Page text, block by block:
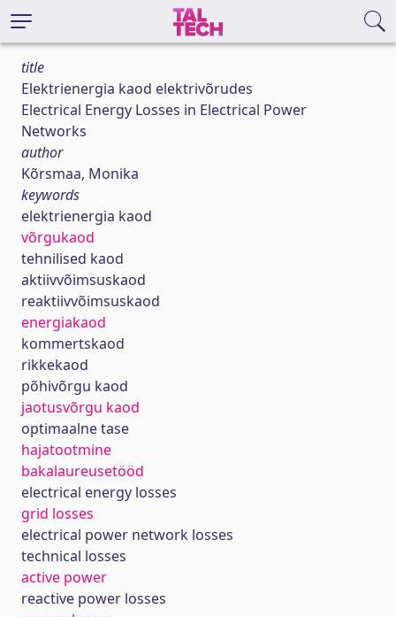
title
Elektrienergia kaod elektrivõrudes
Electrical Energy Losses in Electrical Power
Networks
author
Kõrsmaa, Monika
keywords
elektrienergia kaod
võrgukaod
tehnilised kaod
aktiivvõimsuskaod
reaktiivvõimsuskaod
energiakaod
kommertskaod
rikkekaod
põhivõrgu kaod
jaotusvõrgu kaod
optimaalne tase
hajatootmine
bakalaureusetööd
electrical energy losses
grid losses
electrical power network losses
technical losses
active power
reactive power losses